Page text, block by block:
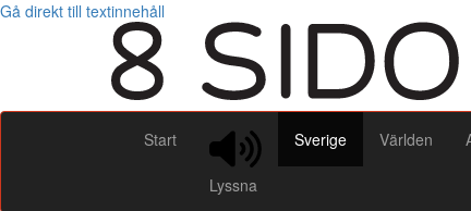
Gå direkt till textinnehåll
Start
Lyssna
Sverige Världen